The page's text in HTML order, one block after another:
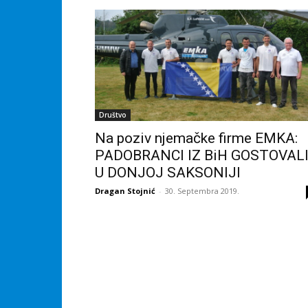
Društvo
Na poziv njemačke firme EMKA:
PADOBRANCI IZ BiH GOSTOVALI
U DONJOJ SAKSONIJI
Dragan Stojnić - 30. Septembra 2019.